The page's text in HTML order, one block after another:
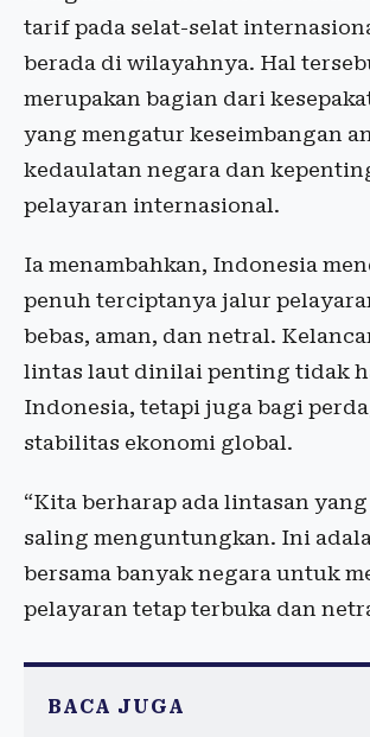
tarif pada selat-selat
berada di wilayahnya. Hal
merupakan bagian dari
yang mengatur keseimbangan
kedaulatan negara dan
pelayaran internasional.
Ia menambahkan, Indonesia
penuh terciptanya jalur
bebas, aman, dan netral.
lintas laut dinilai penting tidak
Indonesia, tetapi juga bagi
stabilitas ekonomi global.
“Kita berharap ada lintasan yang
saling menguntungkan. Ini
bersama banyak negara untuk
pelayaran tetap terbuka dan
BACA JUGA